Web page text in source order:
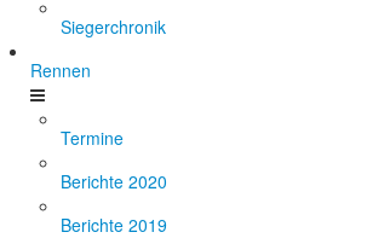
Siegerchronik
Rennen
Termine
Berichte 2020
Berichte 2019